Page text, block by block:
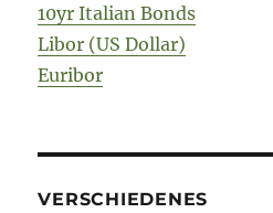
10yr Italian Bonds
Libor (US Dollar)
Euribor
VERSCHIEDENES